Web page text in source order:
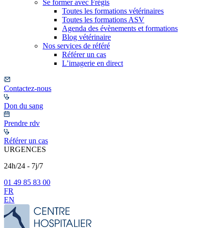
Se former avec Frégis
Toutes les formations vétérinaires
Toutes les formations ASV
Agenda des évènements et formations
Blog vétérinaire
Nos services de référé
Référer un cas
L’imagerie en direct
Contactez-nous
Don du sang
Prendre rdv
Référer un cas
URGENCES
24h/24 - 7j/7
01 49 85 83 00
FR
EN